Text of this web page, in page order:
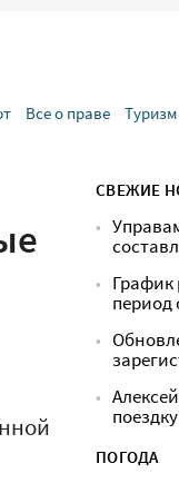
Все о праве Туризм
СВЕЖИЕ
График
период
ПОГОДА